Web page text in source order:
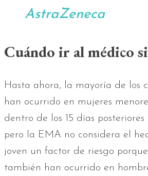
AstraZeneca
Cuándo ir al médico
Hasta ahora, la mayoría de los
han ocurrido en mujeres
dentro de los 15 días
pero la EMA no considera el
joven un factor de riesgo porque
también han ocurrido en